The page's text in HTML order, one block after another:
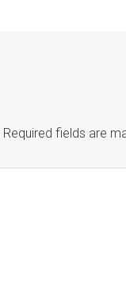
Required fields are